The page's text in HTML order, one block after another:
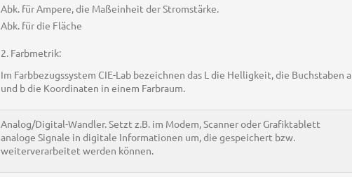
Abk. für Ampere, die Maßeinheit der Stromstärke.
Abk. für die Fläche
2. Farbmetrik:
Im Farbbezugssystem CIE-Lab bezeichnen das L die Helligkeit, die Buchstaben a
und b die Koordinaten in einem Farbraum.
Analog/Digital-Wandler. Setzt z.B. im Modem, Scanner oder Grafiktablett
analoge Signale in digitale Informationen um, die gespeichert bzw.
weiterverarbeitet werden können.